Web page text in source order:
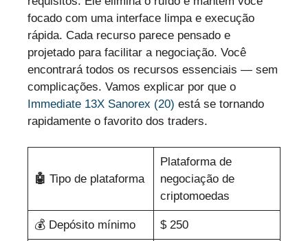
focado com uma interface limpa e execução
rápida. Cada recurso parece pensado e
projetado para facilitar a negociação. Você
encontrará todos os recursos essenciais — sem
complicações. Vamos explicar por que o
Immediate 13X Sanorex (20) está se tornando
rapidamente o favorito dos traders.
🤖 Tipo de plataforma
Plataforma de
negociação de
criptomoedas
💰 Depósito mínimo $ 250